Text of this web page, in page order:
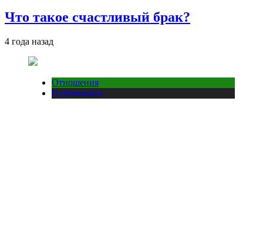
Что такое счастливый брак?
4 года назад
Отношения
Публикации